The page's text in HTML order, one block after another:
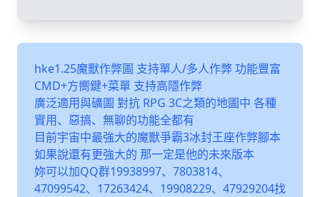
hke1.25魔獸作弊圖 支持單人/多人作弊 功能豐富
CMD+方嚮鍵+菜單 支持高隱作弊
廣泛適用與礦圖 對抗 RPG 3C之類的地圖中 各種
實用、惡搞、無聊的功能全都有
目前宇宙中最強大的魔獸爭霸3冰封王座作弊腳本
如果說還有更強大的 那一定是他的未來版本
妳可以加QQ群19938997、7803814、
47099542、17263424、19908229、47929204找